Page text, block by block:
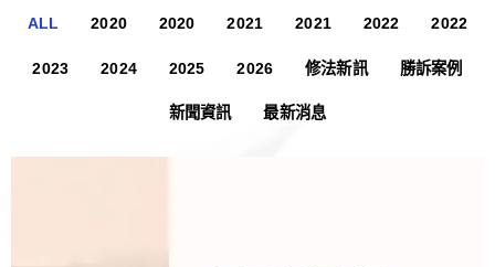
ALL 2020 2020 2021 2021 2022 2022
2023 2024 2025 2026 修法新訊 勝訴案例
新聞資訊 最新消息